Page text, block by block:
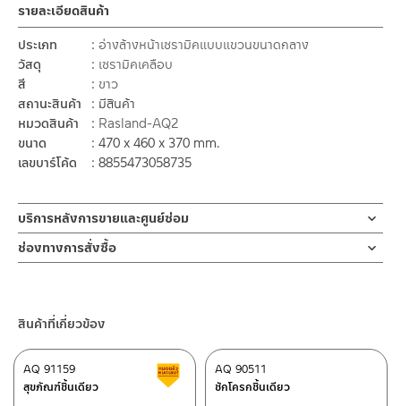
รายละเอียดสินค้า
ประเภท
อ่างล้างหน้าเซรามิคแบบแขวนขนาดกลาง
วัสดุ
เซรามิคเคลือบ
สี
ขาว
สถานะสินค้า
มีสินค้า
หมวดสินค้า
Rasland-AQ2
ขนาด
470 x 460 x 370 mm.
เลขบาร์โค้ด
8855473058735
บริการหลังการขายและศูนย์ซ่อม
ช่องทางออนไลน์
– Email: contact@charnpaiboon.com
ช่องทางการสั่งซื้อ
– Shopee
–Lazada
ติดต่อพนักงานขาย / Contact Sales Staff
สินค้าที่เกี่ยวข้อง
สุขภัณฑ์ชิ้นเดียว
AQ 91159 สินค้าลดราคา เคลียร์สต็อก
ชักโครกชิ้นเดียว
AQ 90511